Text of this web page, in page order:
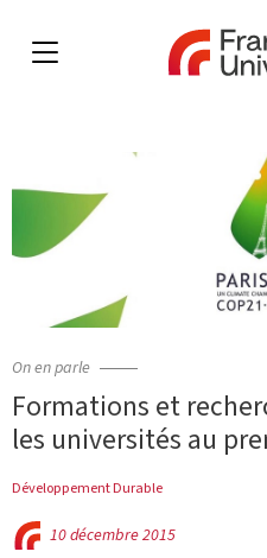
On en parle
Formations et
les universités au
Développement Durable
10 décembre 2015